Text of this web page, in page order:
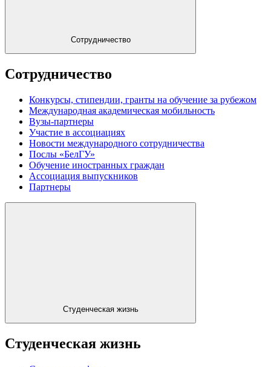
Сотрудничество
Сотрудничество
Конкурсы, стипендии, гранты на обучение за рубежом
Международная академическая мобильность
Вузы-партнеры
Участие в ассоциациях
Новости международного сотрудничества
Послы «БелГУ»
Обучение иностранных граждан
Ассоциация выпускников
Партнеры
Студенческая жизнь
Студенческая жизнь